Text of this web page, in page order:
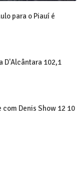
para o Piauí é
D'Alcântara 102,1
com Denis Show 12 10